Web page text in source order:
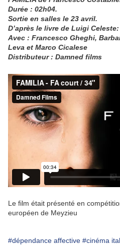
Durée : 02h04.
Sortie en salles le 23 avril.
D’après le livre de Luigi
Avec : Francesco Gheghi,
Leva et Marco Cicalese
Distributeur : Damned films
Le film était présenté en
européen de Meyzieu
#dépendance affective #cinéma